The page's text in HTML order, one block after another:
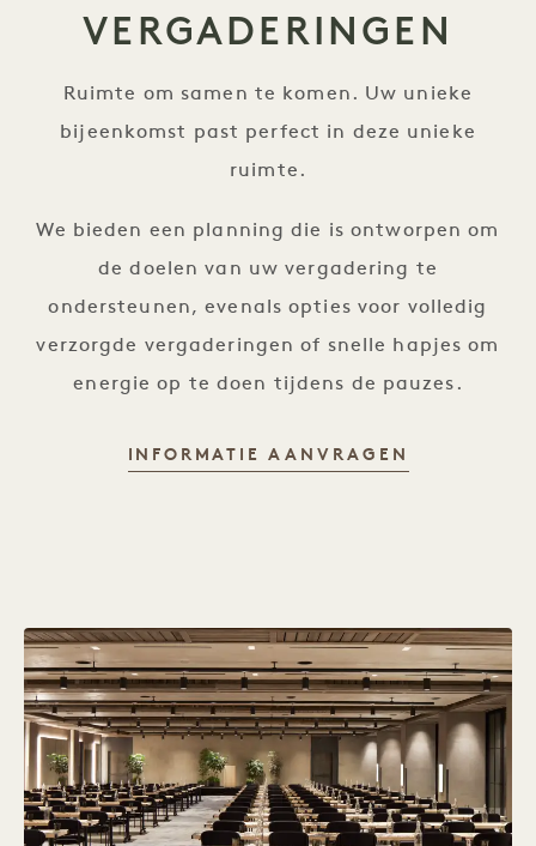
VERGADERINGEN
Ruimte om samen te komen. Uw unieke
bijeenkomst past perfect in deze unieke
ruimte.
We bieden een planning die is ontworpen om
de doelen van uw vergadering te
ondersteunen, evenals opties voor volledig
verzorgde vergaderingen of snelle hapjes om
energie op te doen tijdens de pauzes.
INFORMATIE AANVRAGEN